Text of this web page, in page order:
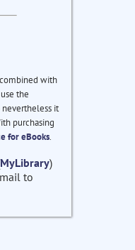
with
the
nevertheless it
purchasing
for eBooks.
MyLibrary)
to